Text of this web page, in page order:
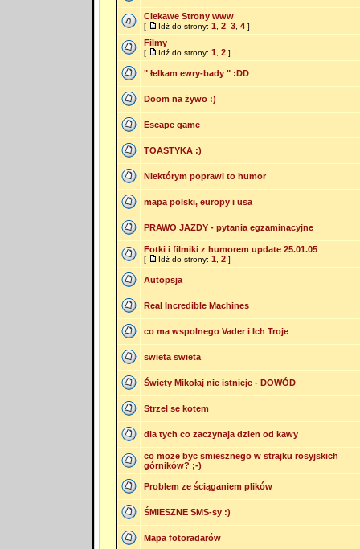
Ciekawe Strony www
[ Idź do strony: 1, 2, 3, 4]
Filmy
[ Idź do strony: 1, 2]
" łelkam ewry-bady " :DD
Doom na żywo :)
Escape game
TOASTYKA :)
Niektórym poprawi to humor
mapa polski, europy i usa
PRAWO JAZDY - pytania egzaminacyjne
Fotki i filmiki z humorem update 25.01.05
[ Idź do strony: 1, 2]
Autopsja
Real Incredible Machines
co ma wspolnego Vader i Ich Troje
swieta swieta
Święty Mikołaj nie istnieje - DOWÓD
Strzel se kotem
dla tych co zaczynaja dzien od kawy
co moze byc smiesznego w strajku rosyjskich
górników? ;-)
Problem ze ściąganiem plików
ŚMIESZNE SMS-sy :)
Mapa fotoradarów